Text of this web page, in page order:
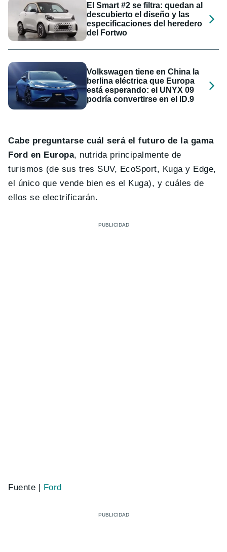
El Smart #2 se filtra: quedan al
descubierto el diseño y las
especificaciones del heredero
del Fortwo
Volkswagen tiene en China la
berlina eléctrica que Europa
está esperando: el UNYX 09
podría convertirse en el ID.9
Cabe preguntarse cuál será el futuro de la gama
Ford en Europa, nutrida principalmente de
turismos (de sus tres SUV, EcoSport, Kuga y Edge,
el único que vende bien es el Kuga), y cuáles de
ellos se electrificarán.
Fuente | Ford